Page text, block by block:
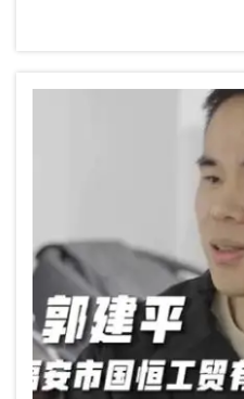
قسط من الراحة في ظل
وغالبًا ما تُرى هذه